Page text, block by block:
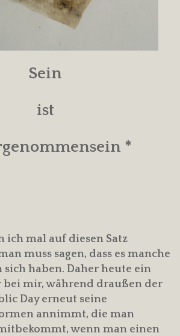
Sein
ist
*
ich mal auf diesen Satz
muss sagen, dass es manche
sich haben. Daher heute ein
bei mir, während draußen der
Day erneut seine
annimmt, die man
wenn man einen